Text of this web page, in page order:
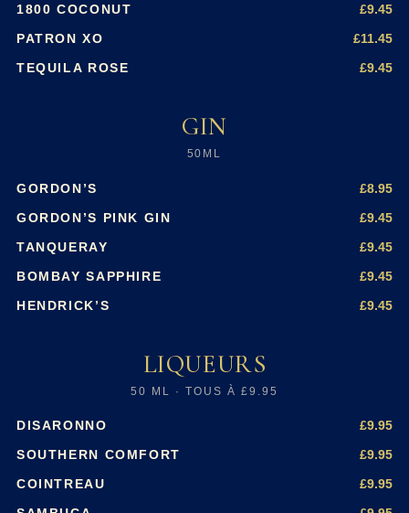
1800 COCONUT £9.45
PATRON XO £11.45
TEQUILA ROSE £9.45
GIN
50ML
GORDON’S £8.95
GORDON’S PINK GIN £9.45
TANQUERAY £9.45
BOMBAY SAPPHIRE £9.45
HENDRICK’S £9.45
LIQUEURS
50 ML · TOUS À £9.95
DISARONNO £9.95
SOUTHERN COMFORT £9.95
COINTREAU £9.95